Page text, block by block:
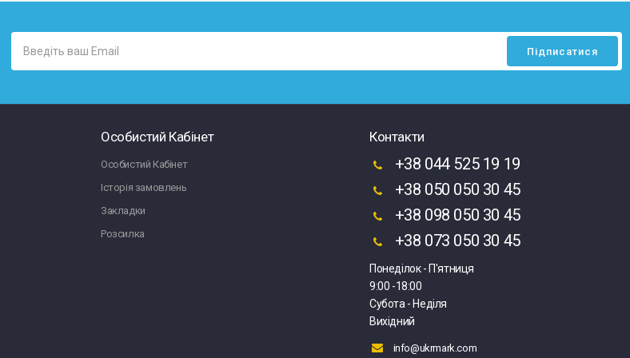
Особистий Кабінет
Особистий Кабінет
Історія замовлень
Закладки
Розсилка
Контакти
+38 044 525 19 19
+38 050 050 30 45
+38 098 050 30 45
+38 073 050 30 45
Понеділок - П'ятниця
9:00 -18:00
Субота - Неділя
Вихідний
info@ukrmark.com